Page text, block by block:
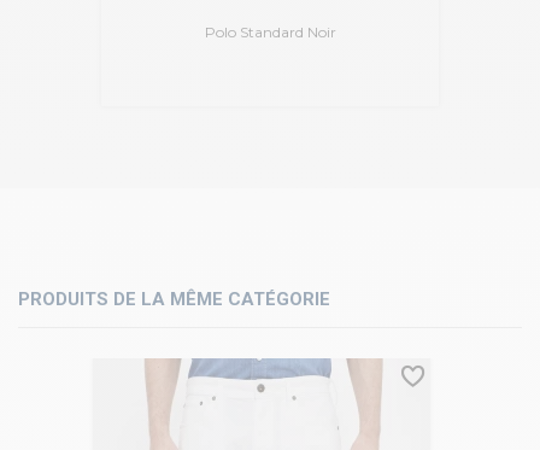
Polo Standard Noir
PRODUITS DE LA MÊME CATÉGORIE